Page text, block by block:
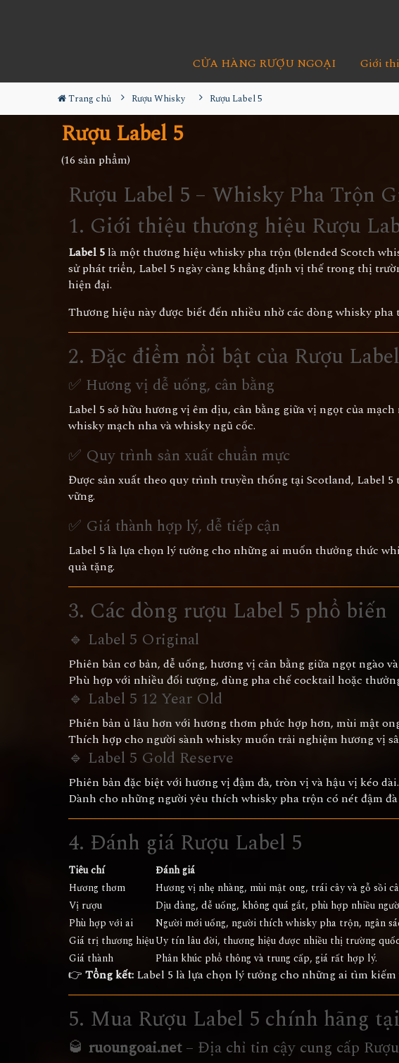
CỬA HÀNG RƯỢU NGOẠI Giới
Trang chủ Rượu Whisky Rượu Label 5
Rượu Label 5
(16 sản phẩm)
Rượu Label 5 – Whisky Pha Trộn
1. Giới thiệu thương hiệu Rượu
Label 5là một thương hiệu whisky pha trộn (blended Scotch
sử phát triển, Label 5 ngày càng khẳng định vị thế trong thị
hiện đại.
Thương hiệu này được biết đến nhiều nhờ các dòng whisky
2. Đặc điểm nổi bật của Rượu
✅ Hương vị dễ uống, cân bằng
Label 5 sở hữu hương vị êm dịu, cân bằng giữa vị ngọt của
whisky mạch nha và whisky ngũ cốc.
✅ Quy trình sản xuất chuẩn mực
Được sản xuất theo quy trình truyền thống tại Scotland, Label
vững.
✅ Giá thành hợp lý, dễ tiếp cận
Label 5 là lựa chọn lý tưởng cho những ai muốn thưởng thức
quà tặng.
3. Các dòng rượu Label 5 phổ biến
🔹 Label 5 Original
Phiên bản cơ bản, dễ uống, hương vị cân bằng giữa ngọt ngào
Phù hợp với nhiều đối tượng, dùng pha chế cocktail hoặc
🔹 Label 5 12 Year Old
Phiên bản ủ lâu hơn với hương thơm phức hợp hơn, mùi mật
Thích hợp cho người sành whisky muốn trải nghiệm hương vị
🔹 Label 5 Gold Reserve
Phiên bản đặc biệt với hương vị đậm đà, tròn vị và hậu vị kéo dài.
Dành cho những người yêu thích whisky pha trộn có nét đậm
4. Đánh giá Rượu Label 5
Tiêu chí
Đánh giá
Hương thơm
Hương vị nhẹ nhàng, mùi mật ong, trái cây và gỗ sồi
Vị rượu
Dịu dàng, dễ uống, không quá gắt, phù hợp nhiều
Phù hợp với ai
Người mới uống, người thích whisky pha trộn, ngân
Giá trị thương hiệuUy tín lâu đời, thương hiệu được nhiều thị trường
Giá thành
Phân khúc phổ thông và trung cấp, giá rất hợp lý.
👉 Tổng kết: Label 5 là lựa chọn lý tưởng cho những ai tìm
5. Mua Rượu Label 5 chính hãng tại
🥃 ruoungoai.net– Địa chỉ tin cậy cung cấp